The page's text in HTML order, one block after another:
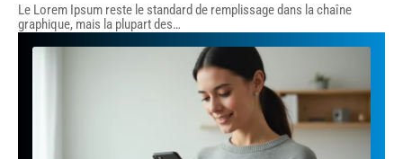
Le Lorem Ipsum reste le standard de remplissage dans la chaîne
graphique, mais la plupart des…